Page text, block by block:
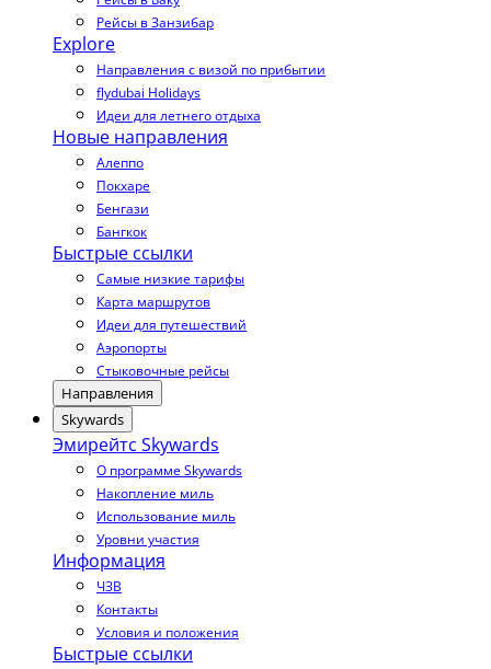
Рейсы в Занзибар
Explore
Направления с визой по прибытии
flydubai Holidays
Идеи для летнего отдыха
Новые направления
Алеппо
Покхаре
Бенгази
Бангкок
Быстрые ссылки
Самые низкие тарифы
Карта маршрутов
Идеи для путешествий
Аэропорты
Стыковочные рейсы
Направления
Skywards
Эмирейтс Skywards
О программе Skywards
Накопление миль
Использование миль
Уровни участия
Информация
ЧЗВ
Контакты
Условия и положения
Быстрые ссылки